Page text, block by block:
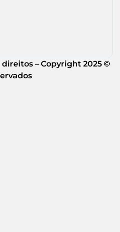
direitos – Copyright 2025 ©